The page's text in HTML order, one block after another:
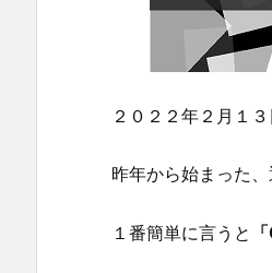
２０２２年２月１３
昨年から始まった
１番簡単に言うと